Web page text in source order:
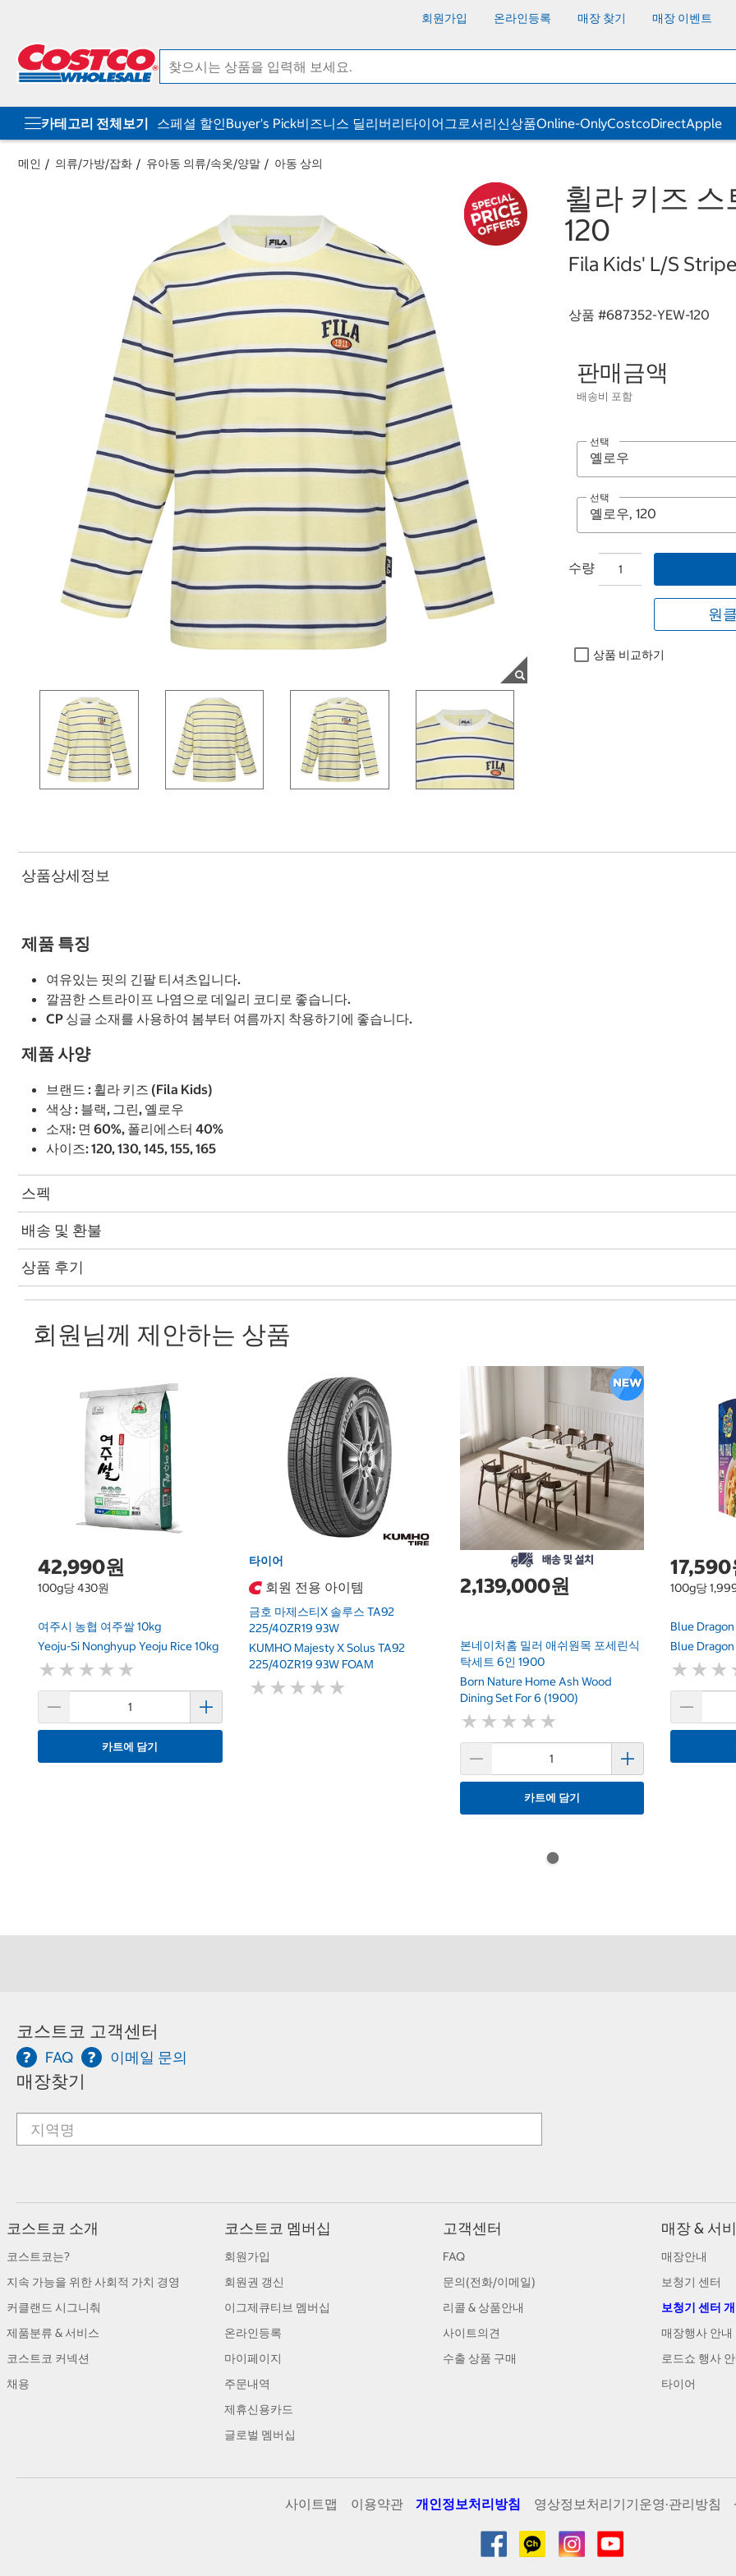
회원가입 온라인등록 매장 찾기 매장 이벤트
카테고리 전체보기 스페셜 할인Buyer's Pick비즈니스 딜리버리타이어그로서리신상품Online-OnlyCostcoDirectApple
메인 의류/가방/잡화 유아동 의류/속옷/양말 아동 상의
휠라 키즈
120
Fila Kids' L/S
상품 #687352-YEW-120
판매금액
배송비 포함
선택
선택
수량
원
상품 비교하기
상품상세정보
제품 특징
여유있는 핏의 긴팔 티셔츠입니다.
깔끔한 스트라이프 나염으로 데일리 코디로 좋습니다.
CP 싱글 소재를 사용하여 봄부터 여름까지 착용하기에 좋습니다.
제품 사양
브랜드 : 휠라 키즈 (Fila Kids)
색상 : 블랙, 그린, 옐로우
소재: 면 60%, 폴리에스터 40%
사이즈: 120, 130, 145, 155, 165
스펙
배송 및 환불
상품 후기
회원님께 제안하는 상품
42,990원
100g당 430원
여주시 농협 여주쌀 10kg
Yeoju-Si Nonghyup Yeoju Rice 10kg
★ ★ ★ ★ ★
★ ★ ★ ★ ★
카트에 담기
타이어
회원 전용 아이템
금호 마제스티X 솔루스 TA92
225/40ZR19 93W
KUMHO Majesty X Solus TA92
225/40ZR19 93W FOAM
★ ★ ★ ★ ★
★ ★ ★ ★ ★
2,139,000원
본네이처홈 밀러 애쉬원목 포세린식
탁세트 6인 1900
Born Nature Home Ash Wood
Dining Set For 6 (1900)
★ ★ ★ ★ ★
★ ★ ★ ★ ★
카트에 담기
17,590
100g당
Blue
Blue
★ ★ ★
★ ★ ★
코스트코 고객센터
FAQ 이메일 문의
매장찾기
코스트코 소개
코스트코는?
지속 가능을 위한 사회적 가치 경영
커클랜드 시그니춰
제품분류 & 서비스
코스트코 커넥션
채용
코스트코 멤버십
회원가입
회원권 갱신
이그제큐티브 멤버십
온라인등록
마이페이지
주문내역
제휴신용카드
글로벌 멤버십
고객센터
FAQ
문의(전화/이메일)
리콜 & 상품안내
사이트의견
수출 상품 구매
매장 & 서
매장안내
보청기 센터
보청기 센터
매장행사 안내
로드쇼 행사
타이어
사이트맵 이용약관 개인정보처리방침 영상정보처리기기운영·관리방침